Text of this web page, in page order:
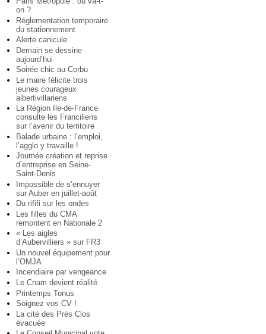
on ?
Réglementation temporaire
du stationnement
Alerte canicule
Demain se dessine
aujourd’hui
Soirée chic au Corbu
Le maire félicite trois
jeunes courageux
albertivillariens
La Région Ile-de-France
consulte les Franciliens
sur l’avenir du territoire
Balade urbaine : l’emploi,
l’agglo y travaille !
Journée création et reprise
d’entreprise en Seine-
Saint-Denis
Impossible de s’ennuyer
sur Auber en juillet-août
Du rififi sur les ondes
Les filles du CMA
remontent en Nationale 2
« Les aigles
d’Aubervilliers » sur FR3
Un nouvel équipement pour
l’OMJA
Incendiaire par vengeance
Le Cnam devient réalité
Printemps Tonus
Soignez vos CV !
La cité des Prés Clos
évacuée